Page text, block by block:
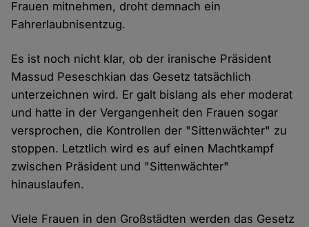
Frauen mitnehmen, droht demnach ein
Fahrerlaubnisentzug.
Es ist noch nicht klar, ob der iranische Präsident
Massud Peseschkian das Gesetz tatsächlich
unterzeichnen wird. Er galt bislang als eher moderat
und hatte in der Vergangenheit den Frauen sogar
versprochen, die Kontrollen der "Sittenwächter" zu
stoppen. Letztlich wird es auf einen Machtkampf
zwischen Präsident und "Sittenwächter"
hinauslaufen.
Viele Frauen in den Großstädten werden das Gesetz